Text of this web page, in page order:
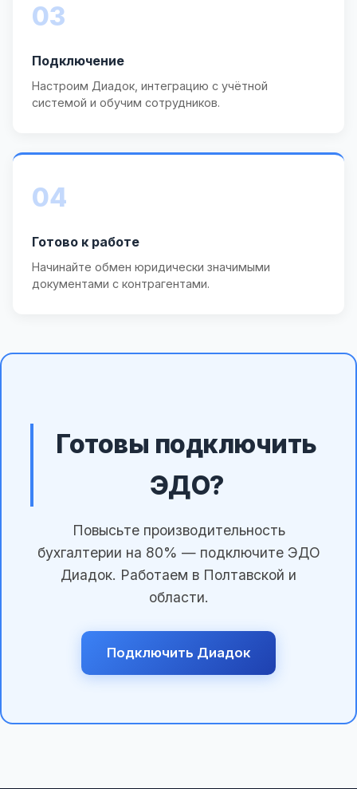
03
Подключение
Настроим Диадок, интеграцию с учётной
системой и обучим сотрудников.
04
Готово к работе
Начинайте обмен юридически значимыми
документами с контрагентами.
Готовы подключить
ЭДО?
Повысьте производительность
бухгалтерии на 80% — подключите ЭДО
Диадок. Работаем в Полтавской и
области.
Подключить Диадок